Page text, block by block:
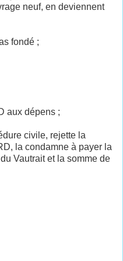
neuf, en deviennent
fondé ;
aux dépens ;
civile, rejette la
la condamne à payer la
Vautrait et la somme de